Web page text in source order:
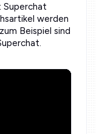
Superchat
werden
Beispiel sind